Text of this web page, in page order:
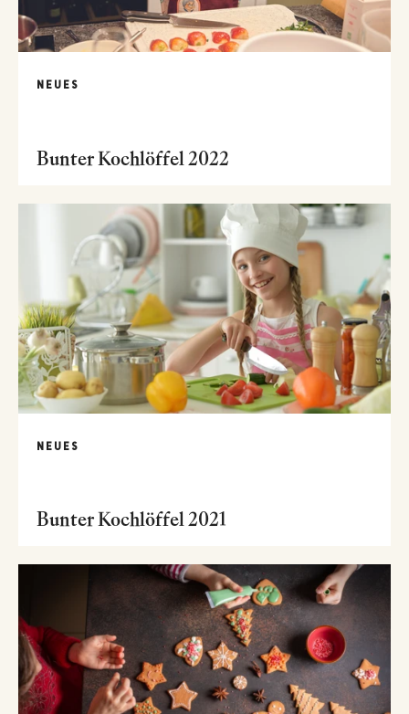
NEUES
Bunter Kochlöffel 2022
NEUES
Bunter Kochlöffel 2021